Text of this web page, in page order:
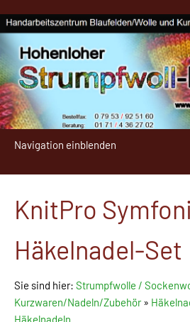
Navigation einblenden
KnitPro
Häkelnadel-Set
Sie sind hier: Strumpfwolle /
Kurzwaren/Nadeln/Zubehör»